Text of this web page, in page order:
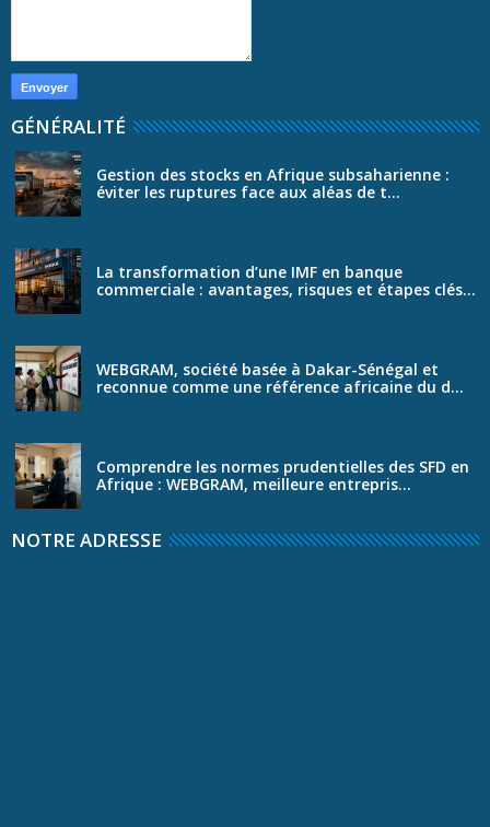
GÉNÉRALITÉ
Gestion des stocks en Afrique subsaharienne :
éviter les ruptures face aux aléas de t...
La transformation d’une IMF en banque
commerciale : avantages, risques et étapes clés...
WEBGRAM, société basée à Dakar-Sénégal et
reconnue comme une référence africaine du d...
Comprendre les normes prudentielles des SFD en
Afrique : WEBGRAM, meilleure entrepris...
NOTRE ADRESSE